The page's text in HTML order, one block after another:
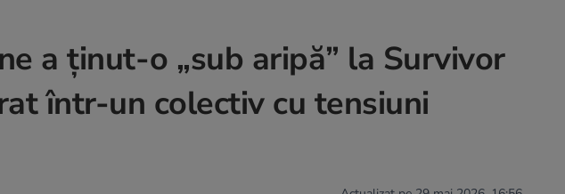
a ținut-o „sub aripă” la Survivor
într-un colectiv cu tensiuni